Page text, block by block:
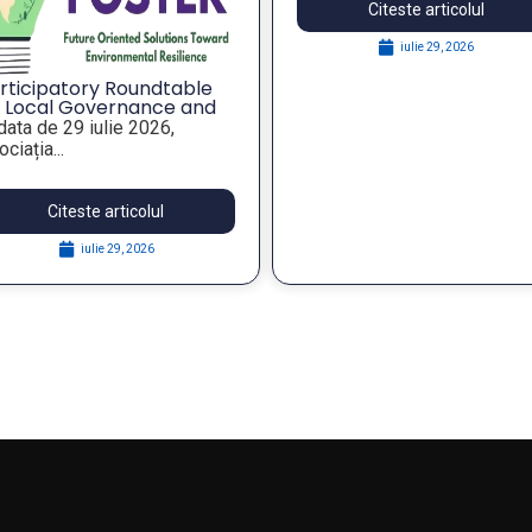
Roundtable
Governance and
Foresight for
Public Policies,
the FOSTER Project
de 29 iulie 2026,
Citeste articolul
iulie 29, 2026
Citeste articolul
iulie 29, 2026